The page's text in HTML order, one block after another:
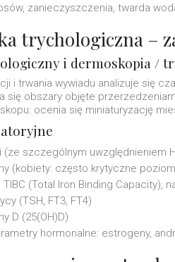
zanieczyszczenia, twarda
trychologiczna –
i dermoskopia /
i trwania wywiadu analizuje się
się obszary objęte
ocenia się miniaturyzację
(ze szczególnym uwzględnieniem
(kobiety: często krytyczne
TIBC (Total Iron Binding Capacity),
(TSH, FT3, FT4)
D (25(OH)D)
hormonalne: estrogeny,